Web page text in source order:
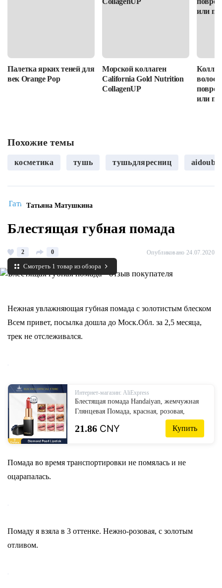
Палетка ярких теней для
век Orange Pop
Морской коллаген
California Gold Nutrition
CollagenUP
волос:
или
Похожие темы
косметика тушь тушьдляресниц
Татьяна Матушкина
Блестящая губная помада
2 0 Опубликовано 24.07.2020
Смотреть 1 товар из обзора
Нежная увлажняющая губная помада с золотистым блеском
Всем привет, посылка дошла до Моск.Обл. за 2,5 месяца,
трек не отслеживался.
Интернет-магазин: AliExpress
Блестящая помада Handaiyan, жемчужная
Глянцевая Помада, красная, розовая,
блестящая, долговечная, водостойкая,
милый блеск для губ, косметика для
21.86 CNY Купить
Помада во время транспортировки не помялась и не
оцарапалась.
Помаду я взяла в 3 оттенке. Нежно-розовая, с золотым
отливом.